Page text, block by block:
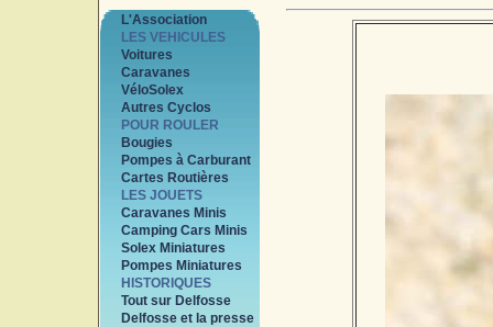
L'Association
LES VEHICULES
Voitures
Caravanes
VéloSolex
Autres Cyclos
POUR ROULER
Bougies
Pompes à Carburant
Cartes Routières
LES JOUETS
Caravanes Minis
Camping Cars Minis
Solex Miniatures
Pompes Miniatures
HISTORIQUES
Tout sur Delfosse
Delfosse et la presse